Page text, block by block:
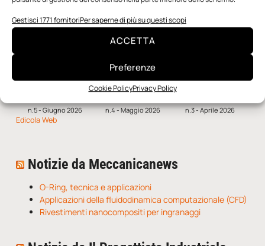
Gestisci 1771 fornitoriPer saperne di più su questi scopi
ACCETTA
Preferenze
Cookie PolicyPrivacy Policy
n.5 - Giugno 2026 n.4 - Maggio 2026 n.3 - Aprile 2026
Edicola Web
Notizie da Meccanicanews
O-Ring, tecnica e applicazioni
Applicazioni della fluidodinamica computazionale (CFD)
Rivestimenti nanocompositi per ingranaggi